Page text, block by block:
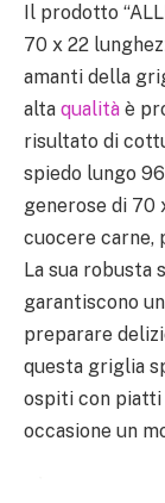
Il prodotto
70 x 22
amanti della
alta qualità è
risultato di
spiedo lungo
generose di 70
cuocere carne,
La sua
garantiscono
preparare
questa griglia
ospiti con piatti
occasione un